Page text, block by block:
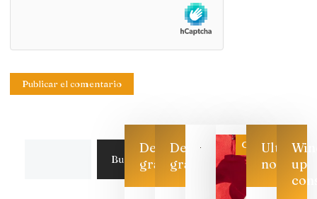
Buscar
Descarga
gratis
Descarga
gratis
CategoríaUltimas
noticias
up